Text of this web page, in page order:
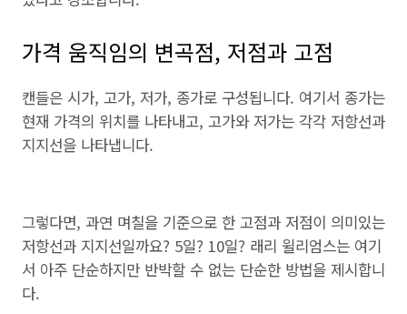
가격 움직임의 변곡점, 저점과 고점
캔들은 시가, 고가, 저가, 종가로 구성됩니다. 여기서 종가는
현재 가격의 위치를 나타내고, 고가와 저가는 각각 저항선과
지지선을 나타냅니다.
그렇다면, 과연 며칠을 기준으로 한 고점과 저점이 의미있는
저항선과 지지선일까요? 5일? 10일? 래리 윌리엄스는 여기
서 아주 단순하지만 반박할 수 없는 단순한 방법을 제시합니
다.